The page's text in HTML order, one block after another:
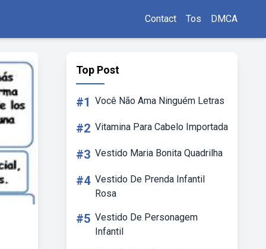
Contact Tos DMCA
Top Post
#1 Você Não Ama Ninguém Letras
#2 Vitamina Para Cabelo Importada
#3 Vestido Maria Bonita Quadrilha
#4 Vestido De Prenda Infantil
Rosa
#5 Vestido De Personagem
Infantil